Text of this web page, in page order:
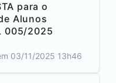
para o
Alunos
005/2025
03/11/2025 13h46